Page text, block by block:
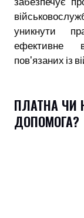
уникнути
ефективне
пов'язаних із
ПЛАТНА ЧИ
ДОПОМОГА?